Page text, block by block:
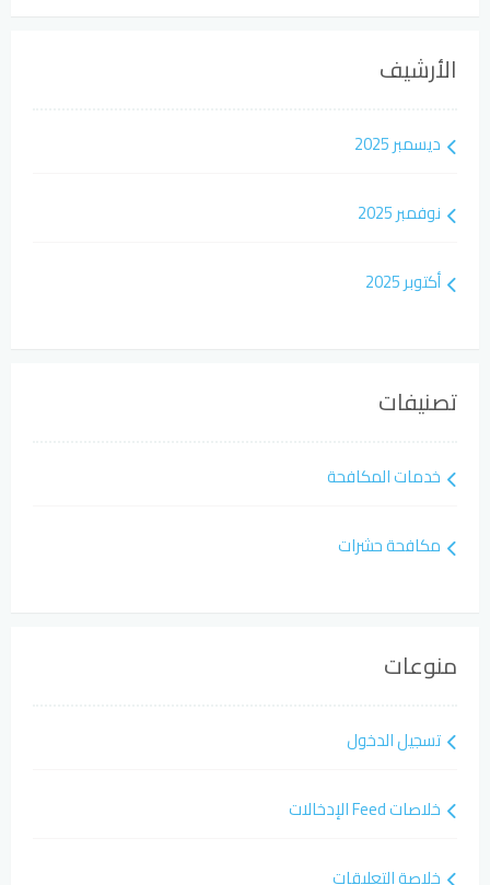
الأرشيف
ديسمبر 2025
نوفمبر 2025
أكتوبر 2025
تصنيفات
خدمات المكافحة
مكافحة حشرات
منوعات
تسجيل الدخول
خلاصات Feed الإدخالات
خلاصة التعليقات